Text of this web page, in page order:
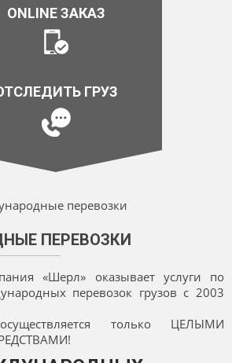
ONLINE ЗАКАЗ
ГРУЗ
перевозки
ПЕРЕВОЗКИ
«Шерл» оказывает услуги по
перевозок грузов с 2003
осуществляется только ЦЕЛЫМИ